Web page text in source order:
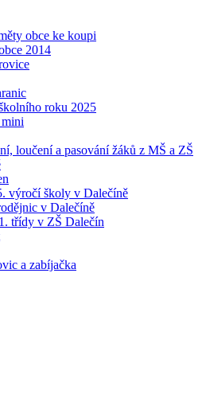
obce ke koupi
2014
roku 2025
loučení a pasování žáků z MŠ a ZŠ
výročí školy v Dalečíně
v Dalečíně
třídy v ZŠ Dalečín
a zabíjačka